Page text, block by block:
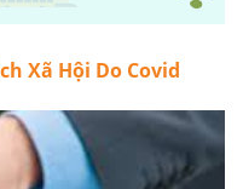
Xã Hội Do Covid